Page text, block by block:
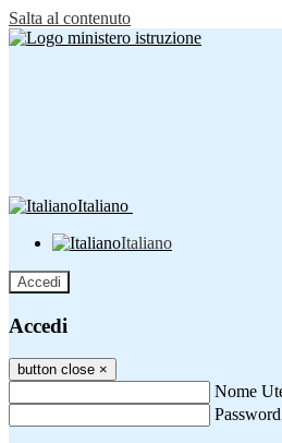
Salta al contenuto
Italiano
Italiano
Accedi
Accedi
button close ×
Nome
Password